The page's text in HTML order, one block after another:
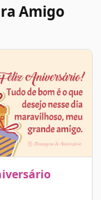
Amigo